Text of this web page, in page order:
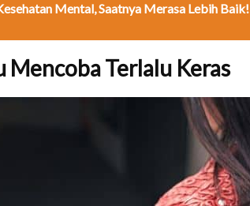
Mental, Saatnya Merasa Lebih Baik!
Mencoba Terlalu Keras